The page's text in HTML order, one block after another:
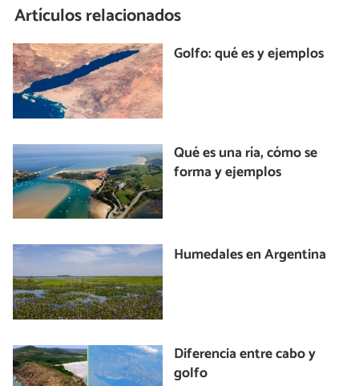
Artículos relacionados
Golfo: qué es y ejemplos
Qué es una ría, cómo se
forma y ejemplos
Humedales en Argentina
Diferencia entre cabo y
golfo